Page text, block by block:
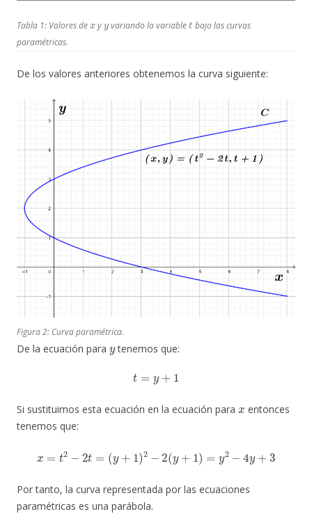
Tabla 1: Valores de y variando la variable
t
bajo las curvas
paramétricas.
De los valores anteriores obtenemos la curva siguiente:
Figura 2: Curva paramétrica.
De la ecuación para
y
tenemos que:
t= y+1
Si sustituimos esta ecuación en la ecuación para
entonces
tenemos que:
x t2− = y+ 1)2 2(y 1 =y 4y 3
Por tanto, la curva representada por las ecuaciones
paramétricas es una parábola.